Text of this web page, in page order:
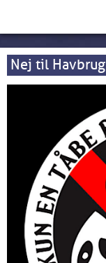
Nej til Havbrug